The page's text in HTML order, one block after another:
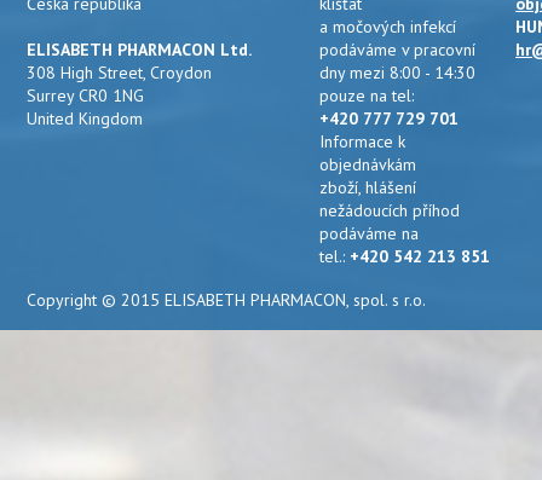
ELISABETH PHARMACON Ltd.
308 High Street, Croydon
Surrey CR0 1NG
United Kingdom
a močových infekcí
podáváme v pracovní
dny mezi 8:00 - 14:30
pouze na tel:
+420 777 729 701
Informace k
objednávkám
zboží, hlášení
nežádoucích příhod
podáváme na
tel.: +420 542 213 851
Copyright © 2015 ELISABETH PHARMACON, spol. s r.o.